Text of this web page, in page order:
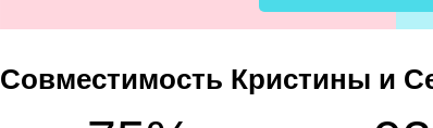
Совместимость Кристины и